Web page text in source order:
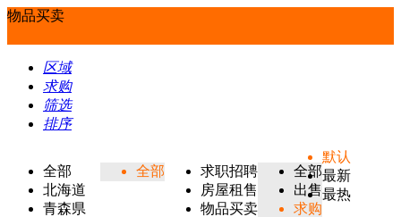
物品买卖
区域
求购
筛选
排序
全部
北海道
青森県
全部
求职招聘
房屋租售
物品买卖
全部
出售
求购
默认
最新
最热